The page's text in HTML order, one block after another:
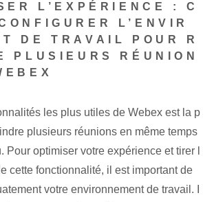
L’EXPÉRIENCE : C
L’ENVIR
DE TRAVAIL POUR R
PLUSIEURS RÉUNION
les plus utiles de Webex est la p
plusieurs réunions en même temps
Pour optimiser votre expérience et tirer l
cette fonctionnalité, il est important de
votre environnement de travail. I